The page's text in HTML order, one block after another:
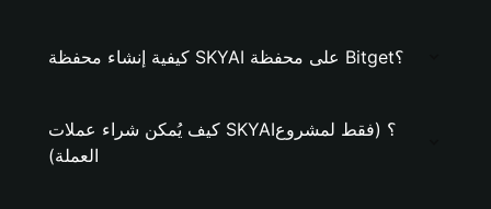
كيفية إنشاء محفظة SKYAI على محفظة Bitget؟
كيف يُمكن شراء عملات SKYAI؟ (فقط لمشروع
العملة)